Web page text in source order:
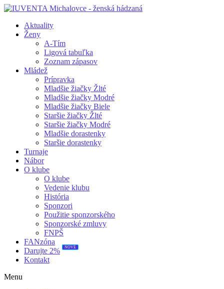
Aktuality
Ženy
A-Tím
Ligová tabuľka
Zoznam zápasov
Mládež
Prípravka
Mladšie žiačky Žlté
Mladšie žiačky Modré
Mladšie žiačky Biele
Staršie žiačky Žlté
Staršie žiačky Modré
Mladšie dorastenky
Staršie dorastenky
Turnaje
Nábor
O klube
O klube
Vedenie klubu
História
Sponzori
Použitie sponzorského
Sponzorské zmluvy
FNPŠ
FANzóna
Darujte 2%
NOVÉ
Kontakt
Menu